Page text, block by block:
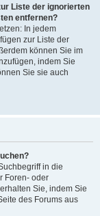
Liste der ignorierten
entfernen?
In jedem
zur Liste der
können Sie im
indem Sie
Sie sie auch
in die
Foren- oder
Sie, indem Sie
des Forums aus